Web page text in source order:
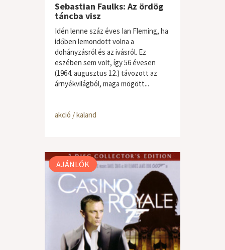
Sebastian Faulks: Az ördög
táncba visz
Idén lenne száz éves Ian Fleming, ha
időben lemondott volna a
dohányzásról és az ivásról. Ez
eszében sem volt, így 56 évesen
(1964. augusztus 12.) távozott az
árnyékvilágból, maga mögött...
akció / kaland
AJÁNLÓK